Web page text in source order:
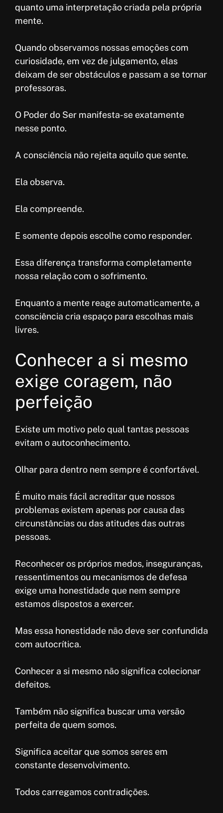
quanto uma interpretação criada pela própria
mente.
Quando observamos nossas emoções com
curiosidade, em vez de julgamento, elas
deixam de ser obstáculos e passam a se tornar
professoras.
O Poder do Ser manifesta-se exatamente
nesse ponto.
A consciência não rejeita aquilo que sente.
Ela observa.
Ela compreende.
E somente depois escolhe como responder.
Essa diferença transforma completamente
nossa relação com o sofrimento.
Enquanto a mente reage automaticamente, a
consciência cria espaço para escolhas mais
livres.
Conhecer a si mesmo
exige coragem, não
perfeição
Existe um motivo pelo qual tantas pessoas
evitam o autoconhecimento.
Olhar para dentro nem sempre é confortável.
É muito mais fácil acreditar que nossos
problemas existem apenas por causa das
circunstâncias ou das atitudes das outras
pessoas.
Reconhecer os próprios medos, inseguranças,
ressentimentos ou mecanismos de defesa
exige uma honestidade que nem sempre
estamos dispostos a exercer.
Mas essa honestidade não deve ser confundida
com autocrítica.
Conhecer a si mesmo não significa colecionar
defeitos.
Também não significa buscar uma versão
perfeita de quem somos.
Significa aceitar que somos seres em
constante desenvolvimento.
Todos carregamos contradições.